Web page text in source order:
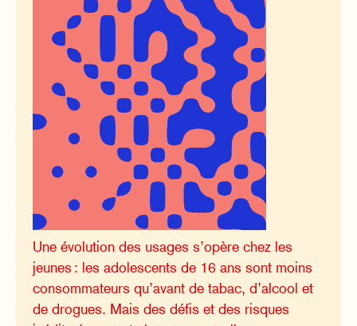
Une évolution des usages s’opère chez les
jeunes : les adolescents de 16 ans sont moins
consommateurs qu’avant de tabac, d’alcool et
de drogues. Mais des défis et des risques